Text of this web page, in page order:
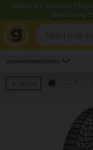
Használja a LENDÜLET
Még 55 nap
LEGKÖZELEBBI SZERVIZ
Vissza